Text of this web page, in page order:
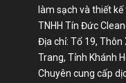
làm sạch và thiết
TNHH Tín Đức
Địa chỉ: Tổ 19, Thôn
Trang, Tỉnh Khánh
Chuyên cung cấp